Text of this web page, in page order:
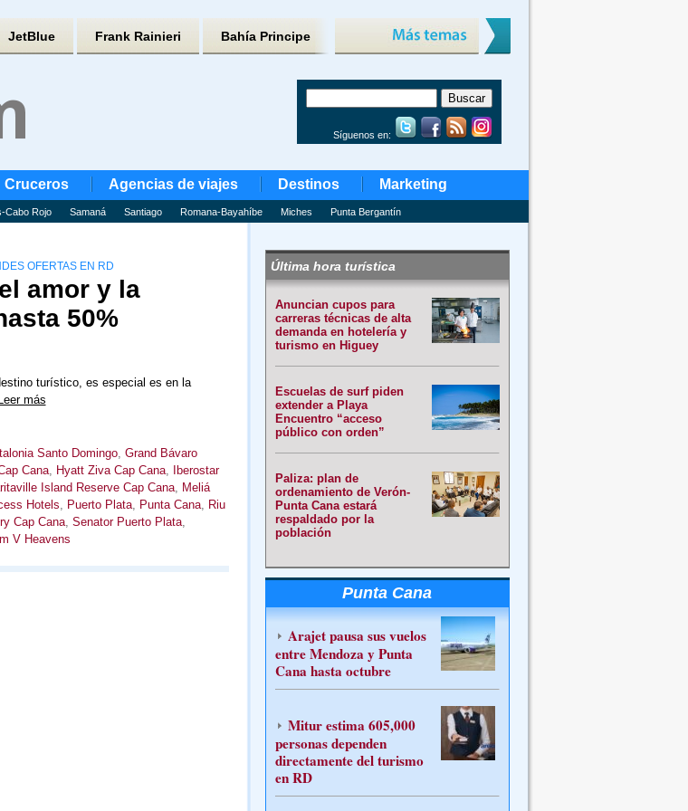
JetBlue Frank Rainieri Bahía Principe
Síguenos en:
Cruceros Agencias de viajes Destinos Marketing
Cabo Rojo Samaná Santiago Romana-Bayahíbe Miches Punta Bergantín
OFERTAS EN RD
amor y la
50%
turístico, es especial es en la
Leer más
Santo Domingo, Grand Bávaro
Cana, Hyatt Ziva Cap Cana,
Iberostar
Island Reserve Cap Cana, Meliá
Hotels, Puerto Plata, Punta Cana, Riu
Cap Cana, Senator Puerto Plata,
V Heavens
Última hora turística
Anuncian cupos para
carreras técnicas de alta
demanda en hotelería y
turismo en Higuey
Escuelas de surf piden
extender a Playa
Encuentro “acceso
público con orden”
Paliza: plan de
ordenamiento de Verón-
Punta Cana estará
respaldado por la
población
Punta Cana
Arajet pausa sus vuelos
entre Mendoza y Punta
Cana hasta octubre
Mitur estima 605,000
personas dependen
directamente del turismo
en RD